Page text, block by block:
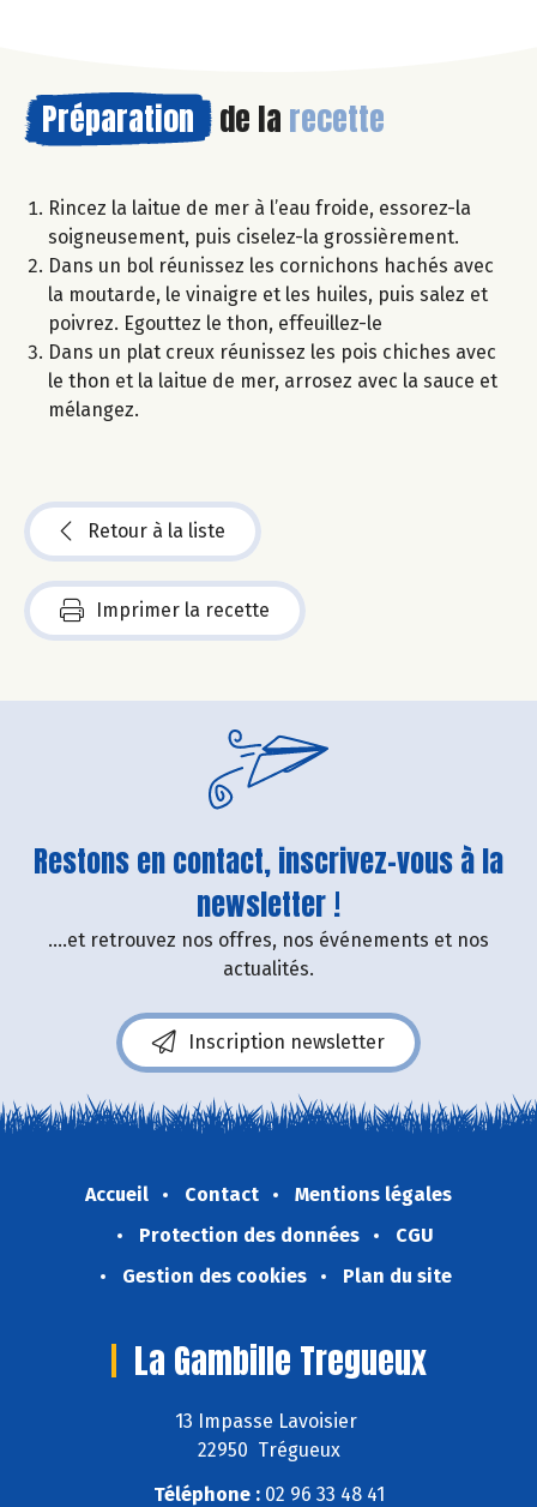
Préparation de la recette
Rincez la laitue de mer à l’eau froide, essorez-la
soigneusement, puis ciselez-la grossièrement.
Dans un bol réunissez les cornichons hachés avec
la moutarde, le vinaigre et les huiles, puis salez et
poivrez. Egouttez le thon, effeuillez-le
Dans un plat creux réunissez les pois chiches avec
le thon et la laitue de mer, arrosez avec la sauce et
mélangez.
Retour à la liste
Imprimer la recette
Restons en contact, inscrivez-vous à la
newsletter !
....et retrouvez nos offres, nos événements et nos
actualités.
Inscription newsletter
Accueil Contact
Mentions légales
Protection des données
CGU
Gestion des cookies
Plan du site
La Gambille Tregueux
13 Impasse Lavoisier
22950 Trégueux
Téléphone :02 96 33 48 41